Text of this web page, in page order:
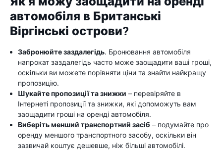
автомобіля в Британські
Віргінські острови?
Забронюйте заздалегідь. Бронювання автомобіля
напрокат заздалегідь часто може заощадити ваші гроші,
оскільки ви можете порівняти ціни та знайти найкращу
пропозицію.
Шукайте пропозиції та знижки – перевіряйте в
Інтернеті пропозиції та знижки, які допоможуть вам
заощадити гроші на оренді автомобіля.
Виберіть менший транспортний засіб – подумайте про
оренду меншого транспортного засобу, оскільки він
зазвичай коштує дешевше, ніж більші автомобілі.